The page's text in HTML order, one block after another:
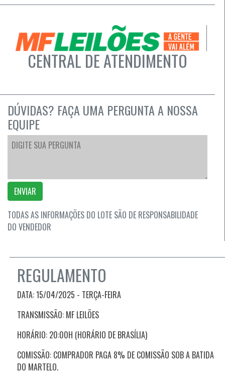
CENTRAL DE ATENDIMENTO
DÚVIDAS? FAÇA UMA PERGUNTA A NOSSA
EQUIPE
ENVIAR
TODAS AS INFORMAÇÕES DO LOTE SÃO DE RESPONSABILIDADE
DO VENDEDOR
REGULAMENTO
DATA: 15/04/2025 - TERÇA-FEIRA
TRANSMISSÃO: MF LEILÕES
HORÁRIO: 20:00H (HORÁRIO DE BRASÍLIA)
COMISSÃO: COMPRADOR PAGA 8% DE COMISSÃO SOB A BATIDA
DO MARTELO.